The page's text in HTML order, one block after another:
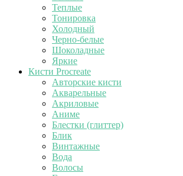
Теплые
Тонировка
Холодный
Черно-белые
Шоколадные
Яркие
Кисти Procreate
Авторские кисти
Акварельные
Акриловые
Аниме
Блестки (глиттер)
Блик
Винтажные
Вода
Волосы